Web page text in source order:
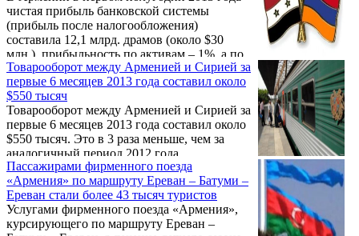
корреспондент ИА REGNUM.
чистая прибыль банковской системы
(прибыль после налогообложения)
составила 12,1 млрд. драмов (около $30
млн.), прибыльность по активам – 1%, а по
капиталу – 6%. Об этом сообщает
Центральный банк Армении, основываясь
на контрольных отчетах. С прибылью
работали 19 банков, в убыток – 3.
Товарооборот между Арменией и Сирией за
первые 6 месяцев 2013 года составил около
$550 тысяч
Товарооборот между Арменией и Сирией за
первые 6 месяцев 2013 года составил около
$550 тысяч. Это в 3 раза меньше, чем за
аналогичный период 2012 года.
Пассажирами фирменного поезда
«Армения» по маршруту Ереван – Батуми –
Ереван стали более 43 тысяч туристов
Услугами фирменного поезда «Армения»,
курсирующего по маршруту Ереван –